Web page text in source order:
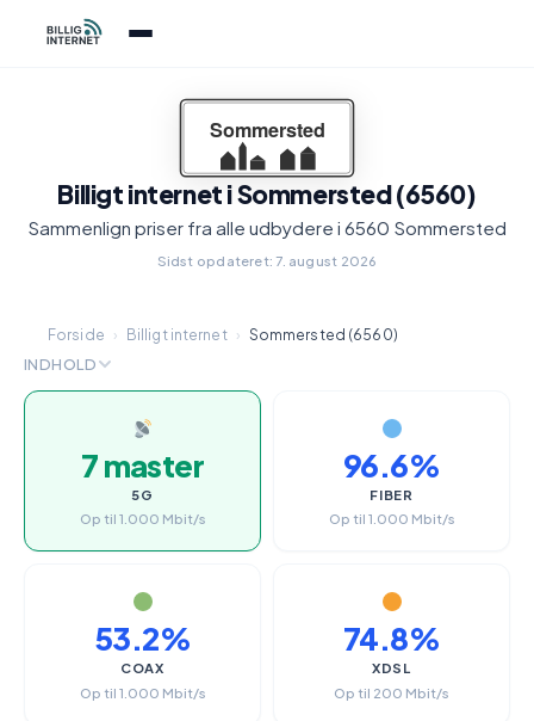
Billigt internet i Sommersted (6560)
Sammenlign priser fra alle udbydere i 6560 Sommersted
Sidst opdateret: 7. august 2026
Forside › Billigt internet › Sommersted (6560)
INDHOLD
7 master
5G
Op til 1.000 Mbit/s
96.6%
FIBER
Op til 1.000 Mbit/s
53.2%
COAX
Op til 1.000 Mbit/s
74.8%
XDSL
Op til 200 Mbit/s